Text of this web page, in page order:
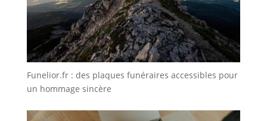
Funelior.fr : des plaques funéraires accessibles pour
un hommage sincère